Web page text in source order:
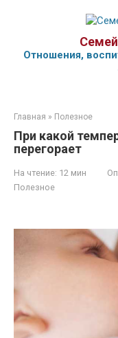
Отношения,
Главная » Полезное
При какой
перегорает
На чтение: 12 мин
Полезное